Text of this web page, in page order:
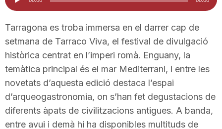
i
u
t
d'àudio
Tarragona es troba immersa en el darrer cap de
setmana de Tarraco Viva, el festival de divulgació
històrica centrat en l’imperi romà. Enguany, la
temàtica principal és el mar Mediterrani, i entre les
novetats d’aquesta edició destaca l’espai
d’arqueogastronomia, on s’han fet degustacions de
diferents àpats de civilitzacions antigues. A banda,
entre avui i demà hi ha disponibles multituds de